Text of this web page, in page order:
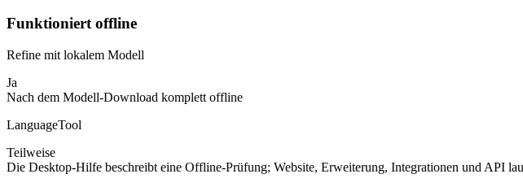
Funktioniert offline
Refine mit lokalem Modell
Ja
Nach dem Modell-Download komplett offline
LanguageTool
Teilweise
Die Desktop-Hilfe beschreibt eine Offline-Prüfung; Website, Erweiterung, Integrationen und API